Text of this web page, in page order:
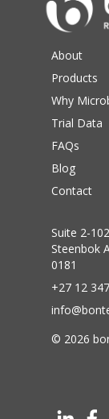
About
Products
Why
Trial Data
FAQs
Blog
Contact
Suite 2-
Steenbok
0181
+27 12
© 2026